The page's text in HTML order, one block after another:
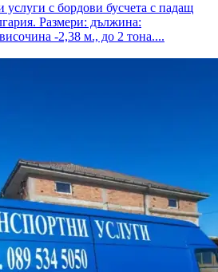
услуги с бордови бусчета с падащ
Размери: дължина:
-2,38 м., до 2 тона....